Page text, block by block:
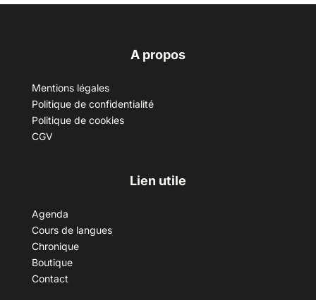
A propos
Mentions légales
Politique de confidentialité
Politique de cookies
CGV
Lien utile
Agenda
Cours de langues
Chronique
Boutique
Contact